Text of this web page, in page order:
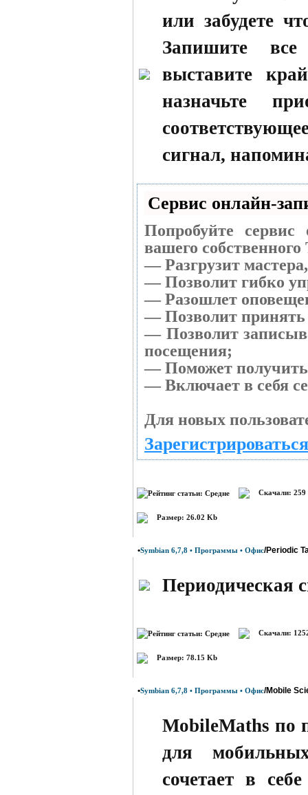
или забудете
Запишите
выставите
назначьте
сигнал,
Сервис онлайн-
Попробуйте
вашего
— Разгрузит
— Позволит гибко
— Разошлет
— Позволит принять
— Позволит
посещения;
— Поможет получить
— Включает в себя
Для новых
Скачали: 259
Размер: 26.02 Kb
•Symbian 6,7,8 • Программы • Офис/Periodic
Периодическая
Скачали:
Размер: 78.15 Kb
•Symbian 6,7,8 • Программы • Офис/Mobile
MobileMaths по
для
сочетает в